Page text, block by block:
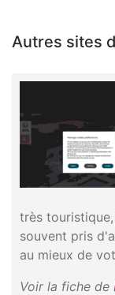
Autres sites
très
souvent pris
au mieux de
Voir la fiche de